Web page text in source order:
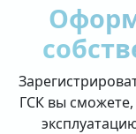
ГСК вы